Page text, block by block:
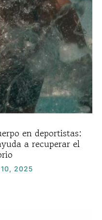
en deportistas:
a recuperar el
10, 2025